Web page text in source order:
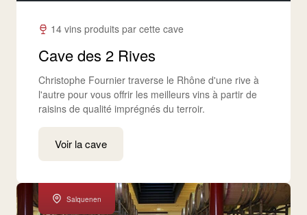
14 vins produits par cette cave
Cave des 2 Rives
Christophe Fournier traverse le Rhône d'une rive à
l'autre pour vous offrir les meilleurs vins à partir de
raisins de qualité imprégnés du terroir.
Voir la cave
Salquenen